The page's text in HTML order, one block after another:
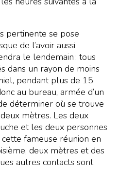
pertinente se pose
de l’avoir aussi
le lendemain : tous
dans un rayon de moins
pendant plus de 15
au bureau, armée d’un
déterminer où se trouve
mètres. Les deux
et les deux personnes
fameuse réunion en
deux mètres et des
autres contacts sont